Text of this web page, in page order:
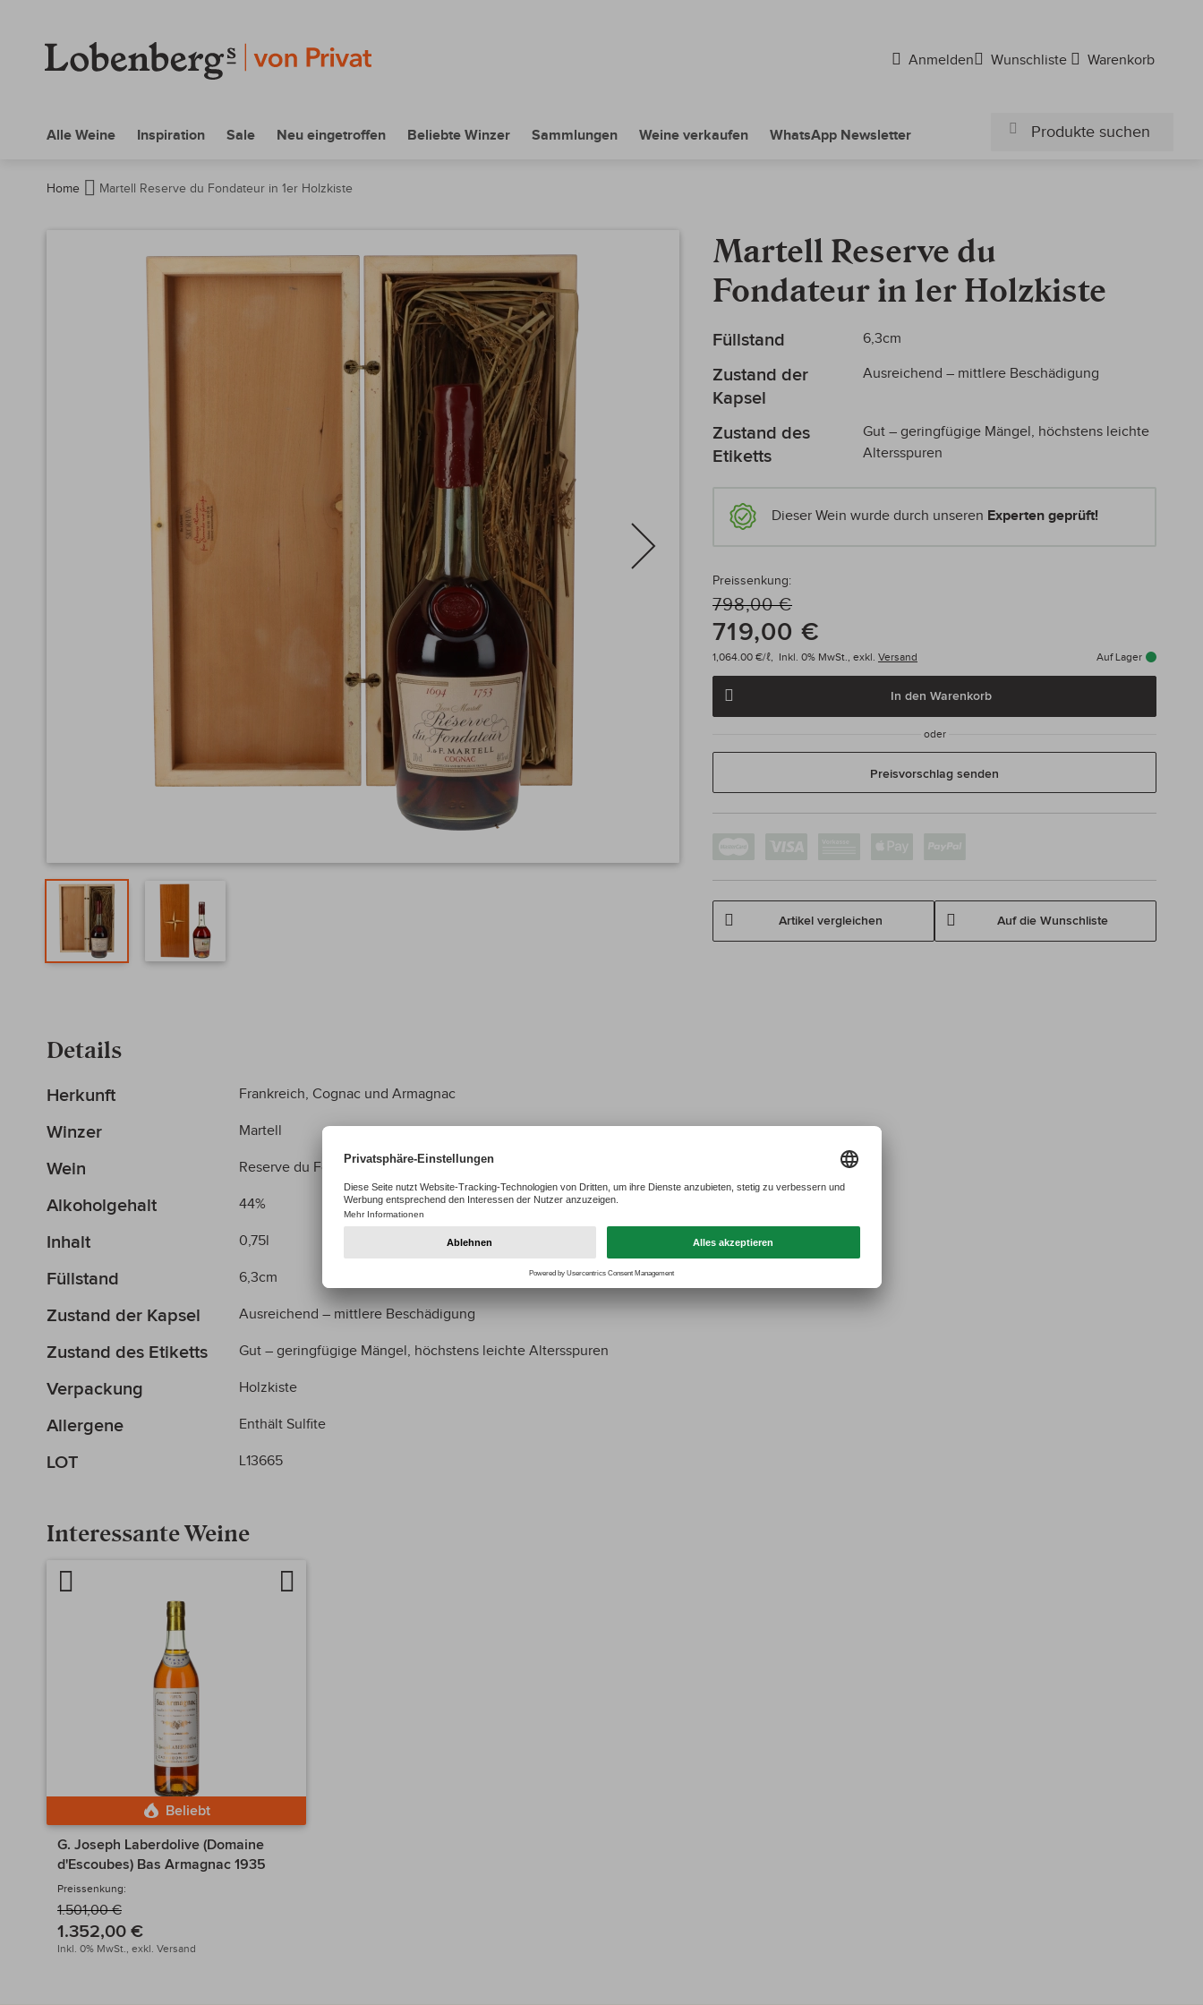
Anmelden Wunschliste Warenkorb
Alle Weine Inspiration Sale Neu eingetroffen Beliebte Winzer Sammlungen Weine verkaufen WhatsApp Newsletter
Home Martell Reserve du Fondateur in 1er Holzkiste
Martell Reserve du
Fondateur in 1er Holzkiste
Mehr
Füllstand 6,3cm
Zustand der
Kapsel
Ausreichend – mittlere Beschädigung
Zustand des
Etiketts
Gut – geringfügige Mängel, höchstens leichte
Altersspuren
Dieser Wein wurde durch unseren Experten geprüft!
Preissenkung:
798,00 €
719,00 €
Inkl. 0% MwSt., exkl. Versand Auf Lager
1,064.00 €/ℓ,
In den Warenkorb
oder
Preisvorschlag senden
Auf die Wunschliste
Artikel vergleichen
Bildergalerie
Details
Mehr
Herkunft Frankreich, Cognac und Armagnac
Winzer Martell
Wein Reserve du Fondateur
Alkoholgehalt 44%
Inhalt 0,75l
Füllstand 6,3cm
Zustand der Kapsel Ausreichend – mittlere Beschädigung
Zustand des Etiketts Gut – geringfügige Mängel, höchstens leichte Altersspuren
Verpackung Holzkiste
Allergene Enthält Sulfite
LOT L13665
Interessante Weine
Beliebt
G. Joseph Laberdolive (Domaine
d'Escoubes) Bas Armagnac 1935
Preissenkung:
1.501,00 €
1.352,00 €
Inkl. 0% MwSt., exkl. Versand